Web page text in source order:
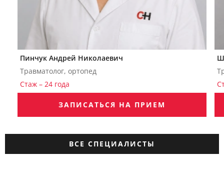
Пинчук Андрей Николаевич
Травматолог, ортопед
Стаж – 24 года
ЗАПИСАТЬСЯ НА ПРИЕМ
ВСЕ СПЕЦИАЛИСТЫ